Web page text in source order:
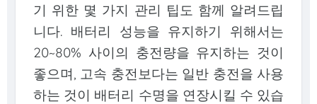
기 위한 몇 가지 관리 팁도 함께 알려드립
니다. 배터리 성능을 유지하기 위해서는
20~80% 사이의 충전량을 유지하는 것이
좋으며, 고속 충전보다는 일반 충전을 사용
하는 것이 배터리 수명을 연장시킬 수 있습